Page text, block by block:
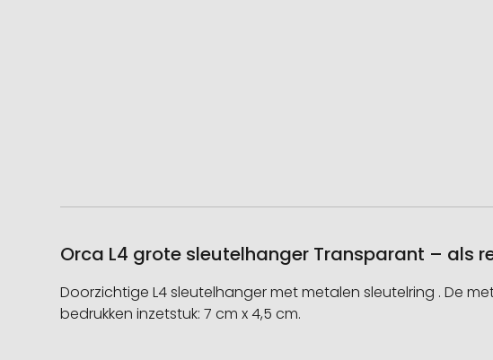
Orca L4 grote sleutelhanger Transparant – als
Doorzichtige L4 sleutelhanger met metalen sleutelring . De
bedrukken inzetstuk: 7 cm x 4,5 cm.